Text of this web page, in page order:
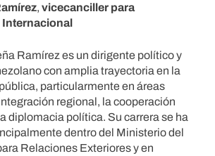
, vicecanciller para
Ramírez es un dirigente político y
con amplia trayectoria en la
particularmente en áreas
regional, la cooperación
diplomacia política. Su carrera se ha
dentro del Ministerio del
Relaciones Exteriores y en